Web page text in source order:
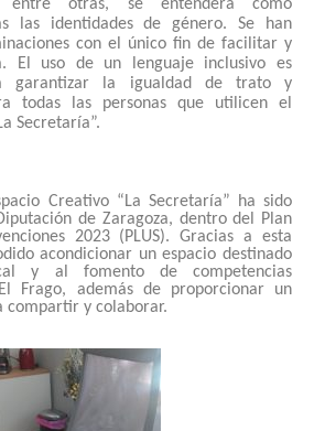
entre otras, se entenderá como
las identidades de género. Se han
con el único fin de facilitar y
El uso de un lenguaje inclusivo es
garantizar la igualdad de trato y
todas las personas que utilicen el
Secretaría”.
Creativo “La Secretaría” ha sido
de Zaragoza, dentro del Plan
2023 (PLUS). Gracias a esta
acondicionar un espacio destinado
y al fomento de competencias
Frago, además de proporcionar un
compartir y colaborar.